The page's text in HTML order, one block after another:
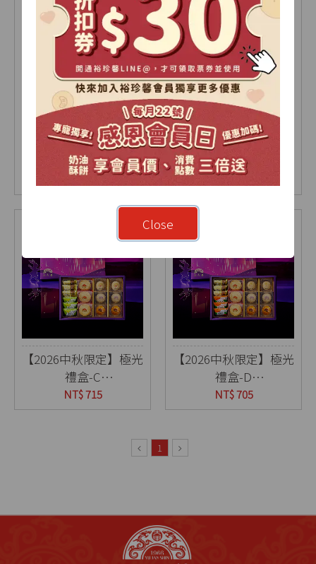
【2026中秋限定】極光
禮盒-A
15入(盒)
NT$ 735
【2026中秋限定】極光
禮盒-B
12入(盒)
NT$ 715
【2026中秋限定】極光
禮盒-C
15入(盒)
NT$ 715
【2026中秋限定】極光
禮盒-D
15入(盒)
NT$ 705
1
Close